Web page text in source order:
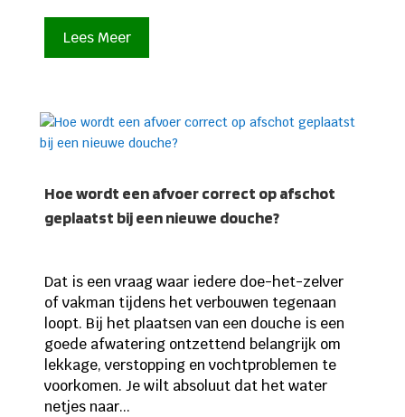
Lees Meer
Hoe wordt een afvoer correct op afschot
geplaatst bij een nieuwe douche?
Dat is een vraag waar iedere doe-het-zelver
of vakman tijdens het verbouwen tegenaan
loopt. Bij het plaatsen van een douche is een
goede afwatering ontzettend belangrijk om
lekkage, verstopping en vochtproblemen te
voorkomen. Je wilt absoluut dat het water
netjes naar...